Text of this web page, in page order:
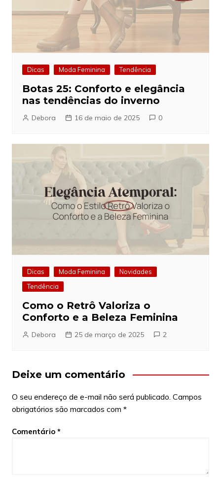
Dicas Moda Feminina Tendência
Botas 25: Conforto e elegância
nas tendências do inverno
Debora 16 de maio de 2025 0
Dicas Moda Feminina
Novidades
Tendência
Como o Retrô Valoriza o
Conforto e a Beleza Feminina
Debora 25 de março de 2025 2
Deixe um comentário
O seu endereço de e-mail não será publicado. Campos
obrigatórios são marcados com *
Comentário *